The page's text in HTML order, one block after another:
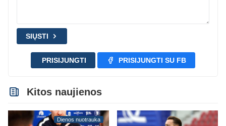
SIŲSTI
PRISIJUNGTI PRISIJUNGTI SU FB
Kitos naujienos
Dienos nuotrauka